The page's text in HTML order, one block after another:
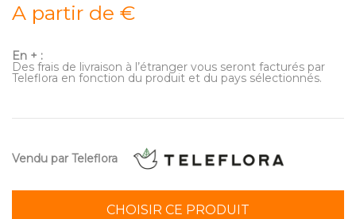
A partir de €
En + :
Des frais de livraison à l’étranger vous seront facturés par
Teleflora en fonction du produit et du pays sélectionnés.
Vendu par Teleflora
CHOISIR CE PRODUIT